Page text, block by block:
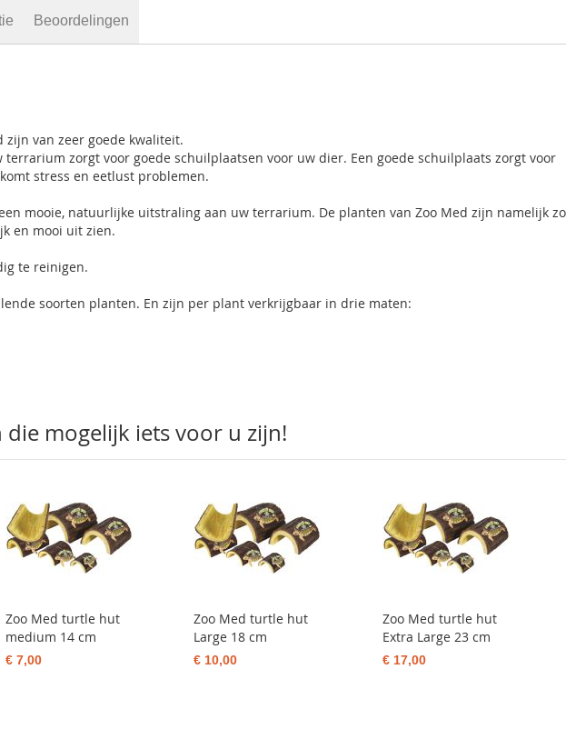
zijn van zeer goede kwaliteit.
zorgt voor goede schuilplaatsen voor uw dier. Een goede schuilplaats zorgt voor
stress en eetlust problemen.
mooie, natuurlijke uitstraling aan uw terrarium. De planten van Zoo Med zijn namelijk zo
en mooi uit zien.
te reinigen.
soorten planten. En zijn per plant verkrijgbaar in drie maten:
Beoordelingen
mogelijk iets voor u zijn!
Zoo Med turtle hut
medium 14 cm
€ 7,00
Zoo Med turtle hut
Large 18 cm
€ 10,00
Zoo Med turtle hut
Extra Large 23 cm
€ 17,00